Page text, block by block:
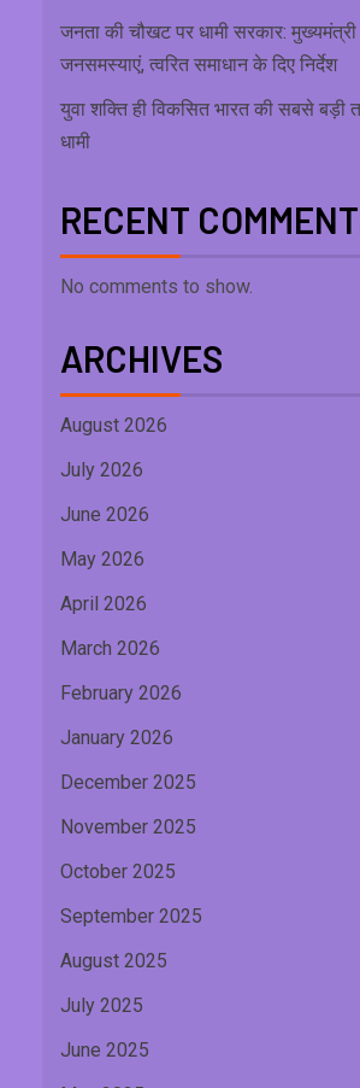
जनता की चौखट पर धामी सरकार:
जनसमस्याएं, त्वरित समाधान के दिए निर्देश
युवा शक्ति ही विकसित भारत की सबसे बड़ी
धामी
RECENT
No comments to show.
ARCHIVES
August 2026
July 2026
June 2026
May 2026
April 2026
March 2026
February 2026
January 2026
December 2025
November 2025
October 2025
September 2025
August 2025
July 2025
June 2025